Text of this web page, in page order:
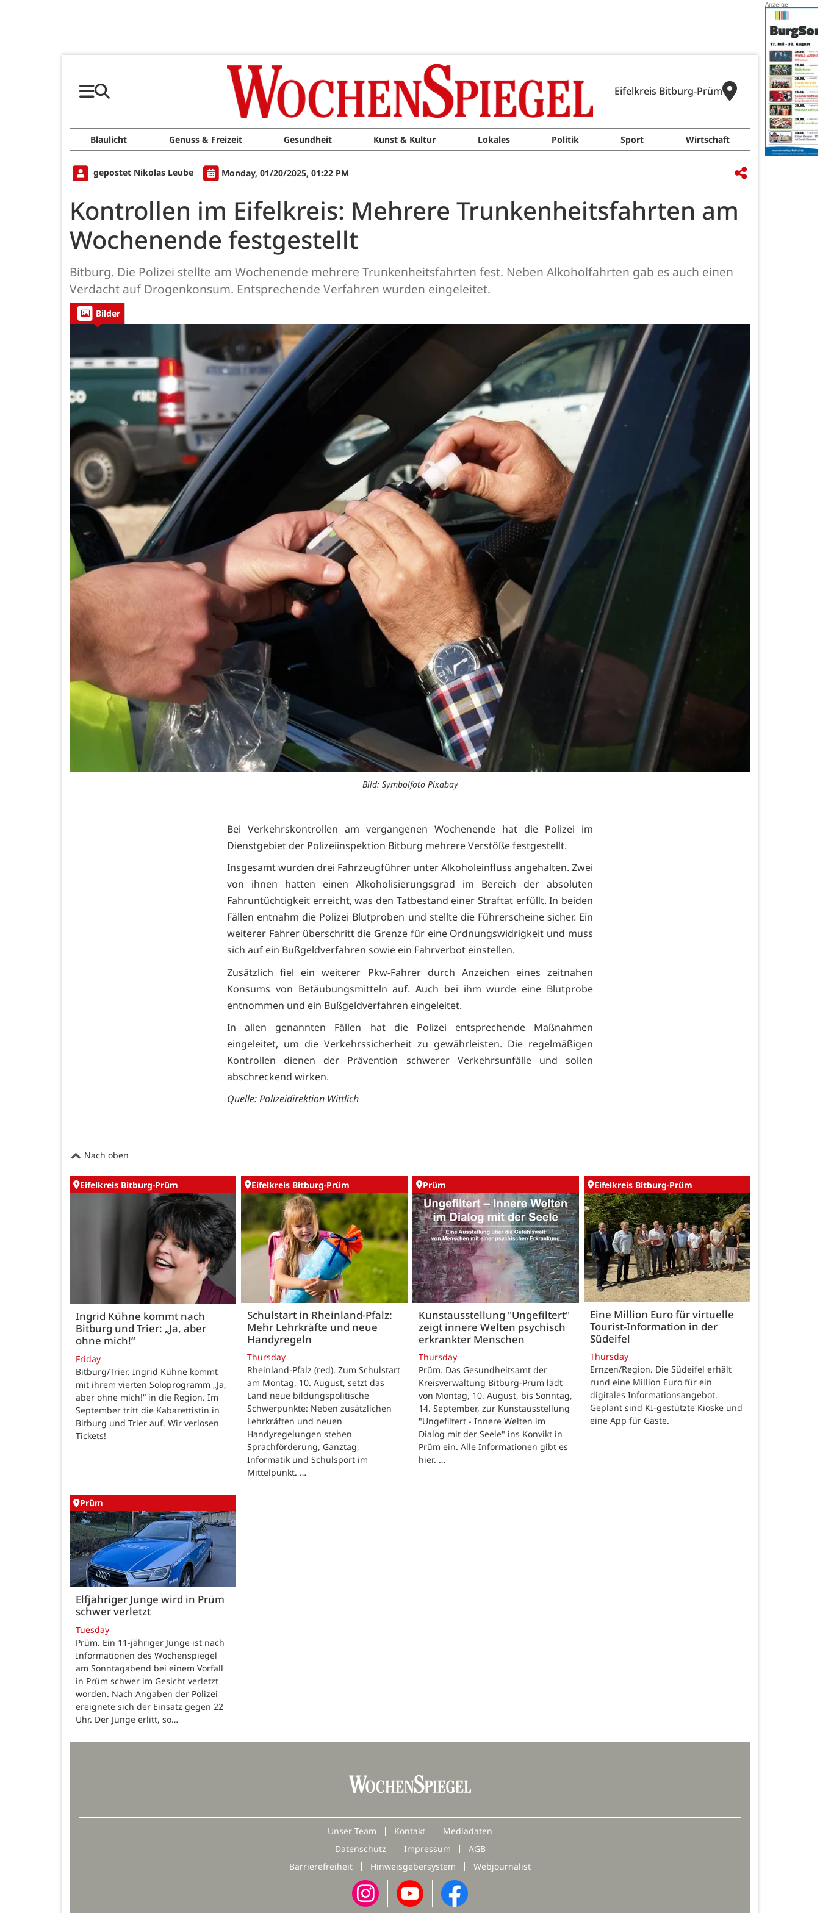
Eifelkreis Bitburg-Prüm
Blaulicht Genuss & Freizeit Gesundheit Kunst & Kultur Lokales Politik Sport Wirtschaft
gepostet Nikolas Leube Monday, 01/20/2025, 01:22 PM
Kontrollen im Eifelkreis: Mehrere Trunkenheitsfahrten am
Wochenende festgestellt
Bitburg. Die Polizei stellte am Wochenende mehrere Trunkenheitsfahrten fest. Neben Alkoholfahrten gab es auch einen
Verdacht auf Drogenkonsum. Entsprechende Verfahren wurden eingeleitet.
Bilder
Bild: Symbolfoto Pixabay
Bei Verkehrskontrollen am vergangenen Wochenende hat die Polizei im
Dienstgebiet der Polizeiinspektion Bitburg mehrere Verstöße festgestellt.
Insgesamt wurden drei Fahrzeugführer unter Alkoholeinfluss angehalten. Zwei
von ihnen hatten einen Alkoholisierungsgrad im Bereich der absoluten
Fahruntüchtigkeit erreicht, was den Tatbestand einer Straftat erfüllt. In beiden
Fällen entnahm die Polizei Blutproben und stellte die Führerscheine sicher. Ein
weiterer Fahrer überschritt die Grenze für eine Ordnungswidrigkeit und muss
sich auf ein Bußgeldverfahren sowie ein Fahrverbot einstellen.
Zusätzlich fiel ein weiterer Pkw-Fahrer durch Anzeichen eines zeitnahen
Konsums von Betäubungsmitteln auf. Auch bei ihm wurde eine Blutprobe
entnommen und ein Bußgeldverfahren eingeleitet.
In allen genannten Fällen hat die Polizei entsprechende Maßnahmen
eingeleitet, um die Verkehrssicherheit zu gewährleisten. Die regelmäßigen
Kontrollen dienen der Prävention schwerer Verkehrsunfälle und sollen
abschreckend wirken.
Quelle: Polizeidirektion Wittlich
Nach oben
Eifelkreis Bitburg-Prüm
Ingrid Kühne kommt nach
Bitburg und Trier: „Ja, aber
ohne mich!“
Friday
Bitburg/Trier. Ingrid Kühne kommt
mit ihrem vierten Soloprogramm „Ja,
aber ohne mich!“ in die Region. Im
September tritt die Kabarettistin in
Bitburg und Trier auf. Wir verlosen
Tickets!
Eifelkreis Bitburg-Prüm
Schulstart in Rheinland-Pfalz:
Mehr Lehrkräfte und neue
Handyregeln
Thursday
Rheinland-Pfalz (red). Zum Schulstart
am Montag, 10. August, setzt das
Land neue bildungspolitische
Schwerpunkte: Neben zusätzlichen
Lehrkräften und neuen
Handyregelungen stehen
Sprachförderung, Ganztag,
Informatik und Schulsport im
Mittelpunkt. …
Prüm
Kunstausstellung "Ungefiltert"
zeigt innere Welten psychisch
erkrankter Menschen
Thursday
Prüm. Das Gesundheitsamt der
Kreisverwaltung Bitburg-Prüm lädt
von Montag, 10. August, bis Sonntag,
14. September, zur Kunstausstellung
"Ungefiltert - Innere Welten im
Dialog mit der Seele" ins Konvikt in
Prüm ein. Alle Informationen gibt es
hier. …
Eifelkreis Bitburg-Prüm
Eine Million Euro für virtuelle
Tourist-Information in der
Südeifel
Thursday
Ernzen/Region. Die Südeifel erhält
rund eine Million Euro für ein
digitales Informationsangebot.
Geplant sind KI-gestützte Kioske und
eine App für Gäste.
Prüm
Elfjähriger Junge wird in Prüm
schwer verletzt
Tuesday
Prüm. Ein 11-jähriger Junge ist nach
Informationen des Wochenspiegel
am Sonntagabend bei einem Vorfall
in Prüm schwer im Gesicht verletzt
worden. Nach Angaben der Polizei
ereignete sich der Einsatz gegen 22
Uhr. Der Junge erlitt, so…
Unser Team Kontakt
Mediadaten
Datenschutz
Impressum
AGB
Barrierefreiheit
Hinweisgebersystem Webjournalist